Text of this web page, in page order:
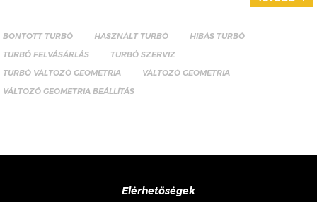
BONTOTT TURBÓ HASZNÁLT TURBÓ
HIBÁS TURBÓ
TURBÓ FELVÁSÁRLÁS
TURBÓ SZERVIZ
TURBÓ VÁLTOZÓ GEOMETRIA
VÁLTOZÓ GEOMETRIA
VÁLTOZÓ GEOMETRIA BEÁLLÍTÁS
Elérhetőségek